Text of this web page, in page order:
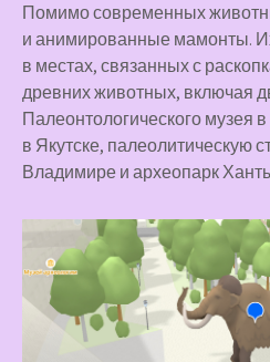
Помимо современных
и анимированные мамонты.
в местах, связанных с
древних животных, включая
Палеонтологического музея
в Якутске, палеолитическую
Владимире и археопарк